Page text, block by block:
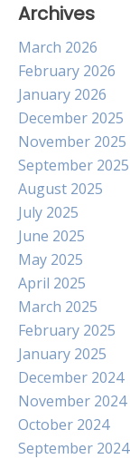
Archives
March 2026
February 2026
January 2026
December 2025
November 2025
September 2025
August 2025
July 2025
June 2025
May 2025
April 2025
March 2025
February 2025
January 2025
December 2024
November 2024
October 2024
September 2024